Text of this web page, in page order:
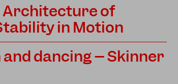
Architecture of
in Motion
dancing – Skinner